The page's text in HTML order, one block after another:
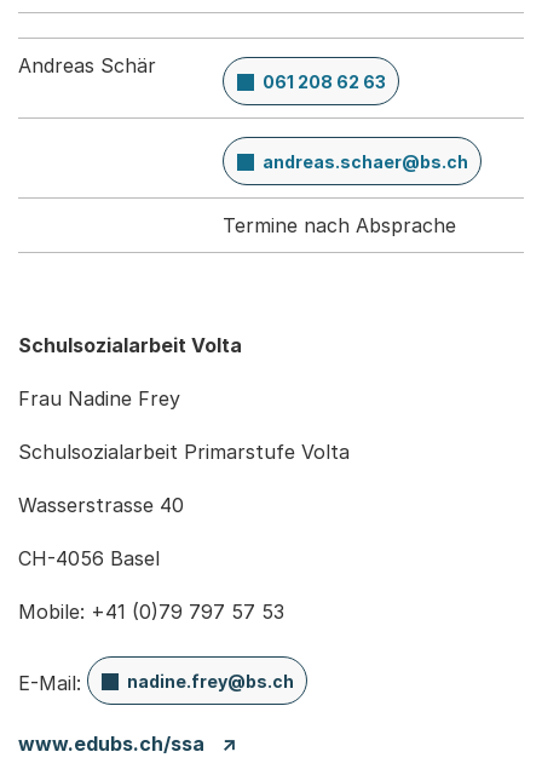
Andreas Schär
061 208 62 63
andreas.schaer@bs.ch
Termine nach Absprache
Schulsozialarbeit Volta
Frau Nadine Frey
Schulsozialarbeit Primarstufe Volta
Wasserstrasse 40
CH-4056 Basel
Mobile: +41 (0)79 797 57 53
E-Mail: nadine.frey@bs.ch
www.edubs.ch/ssa